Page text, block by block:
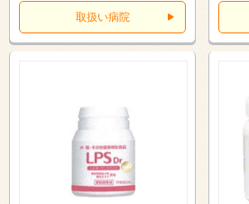
取扱い病院